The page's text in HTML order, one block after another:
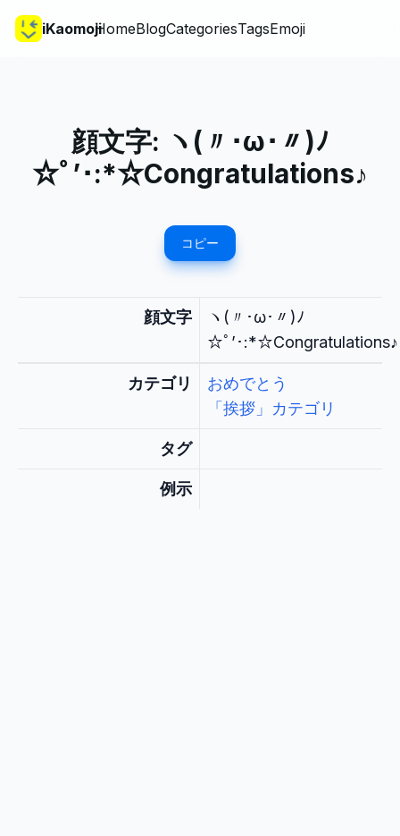
iKaomojiHomeBlogCategoriesTagsEmoji
顔文字: ヽ(〃･ω･〃)ﾉ
☆ﾟ’･:*☆Congratulations♪
コピー
顔文字
ヽ(〃･ω･〃)ﾉ
☆ﾟ’･:*☆Congratulations♪
カテゴリ
おめでとう
「挨拶」カテゴリ
タグ
例示